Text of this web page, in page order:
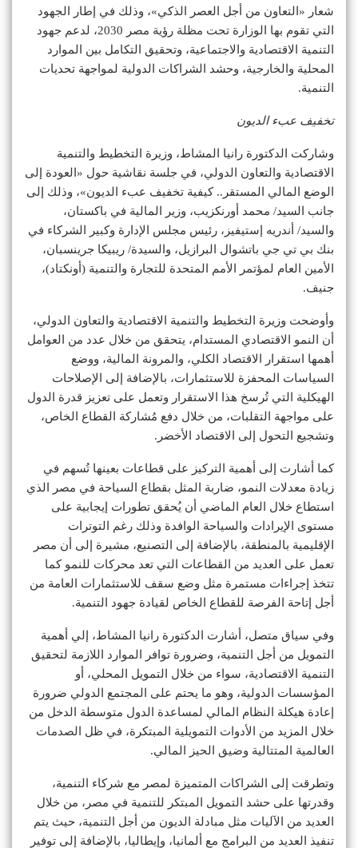
شعار «التعاون من أجل العصر الذكي»، وذلك في إطار الجهود
التي تقوم بها الوزارة تحت مظلة رؤية مصر 2030، لدعم جهود
التنمية الاقتصادية والاجتماعية، وتحقيق التكامل بين الموارد
المحلية والخارجية، وحشد الشراكات الدولية لمواجهة تحديات
التنمية.
تخفيف عبء الديون
وشاركت الدكتورة رانيا المشاط، وزيرة التخطيط والتنمية
الاقتصادية والتعاون الدولي، في جلسة نقاشية حول «العودة إلى
الوضع المالي المستقر.. كيفية تخفيف عبء الديون»، وذلك إلى
جانب السيد/ محمد أورنكزيب، وزير المالية في باكستان،
والسيد/ أندريه إستيفيز، رئيس مجلس الإدارة وكبير الشركاء في
بنك بي تي جي باتشوال البرازيل، والسيدة/ ريبيكا جرينسبان،
الأمين العام لمؤتمر الأمم المتحدة للتجارة والتنمية (أونكتاد)،
جنيف.
وأوضحت وزيرة التخطيط والتنمية الاقتصادية والتعاون الدولي،
أن النمو الاقتصادي المستدام، يتحقق من خلال عدد من العوامل
أهمها استقرار الاقتصاد الكلي، والمرونة المالية، ووضع
السياسات المحفزة للاستثمارات، بالإضافة إلى الإصلاحات
الهيكلية التي تُرسخ هذا الاستقرار وتعمل على تعزيز قدرة الدول
على مواجهة التقلبات، من خلال دفع مُشاركة القطاع الخاص،
وتشجيع التحول إلى الاقتصاد الأخضر.
كما أشارت إلى أهمية التركيز على قطاعات بعينها تُسهم في
زيادة معدلات النمو، ضاربة المثل بقطاع السياحة في مصر الذي
استطاع خلال العام الماضي أن يُحقق تطورات إيجابية على
مستوى الإيرادات والسياحة الوافدة وذلك رغم التوترات
الإقليمية بالمنطقة، بالإضافة إلى التصنيع، مشيرة إلى أن مصر
تعمل على العديد من القطاعات التي تعد محركات للنمو كما
تتخذ إجراءات مستمرة مثل وضع سقف للاستثمارات العامة من
أجل إتاحة الفرصة للقطاع الخاص لقيادة جهود التنمية.
وفي سياق متصل، أشارت الدكتورة رانيا المشاط، إلي أهمية
التمويل من أجل التنمية، وضرورة توافر الموارد اللازمة لتحقيق
التنمية الاقتصادية، سواء من خلال التمويل المحلي، أو
المؤسسات الدولية، وهو ما يحتم على المجتمع الدولي ضرورة
إعادة هيكلة النظام المالي لمساعدة الدول متوسطة الدخل من
خلال المزيد من الأدوات التمويلية المبتكرة، في ظل الصدمات
العالمية المتتالية وضيق الحيز المالي.
وتطرقت إلى الشراكات المتميزة لمصر مع شركاء التنمية،
وقدرتها على حشد التمويل المبتكر للتنمية في مصر، من خلال
العديد من الآليات مثل مبادلة الديون من أجل التنمية، حيث يتم
تنفيذ العديد من البرامج مع ألمانيا، وإيطاليا، بالإضافة إلى توفير